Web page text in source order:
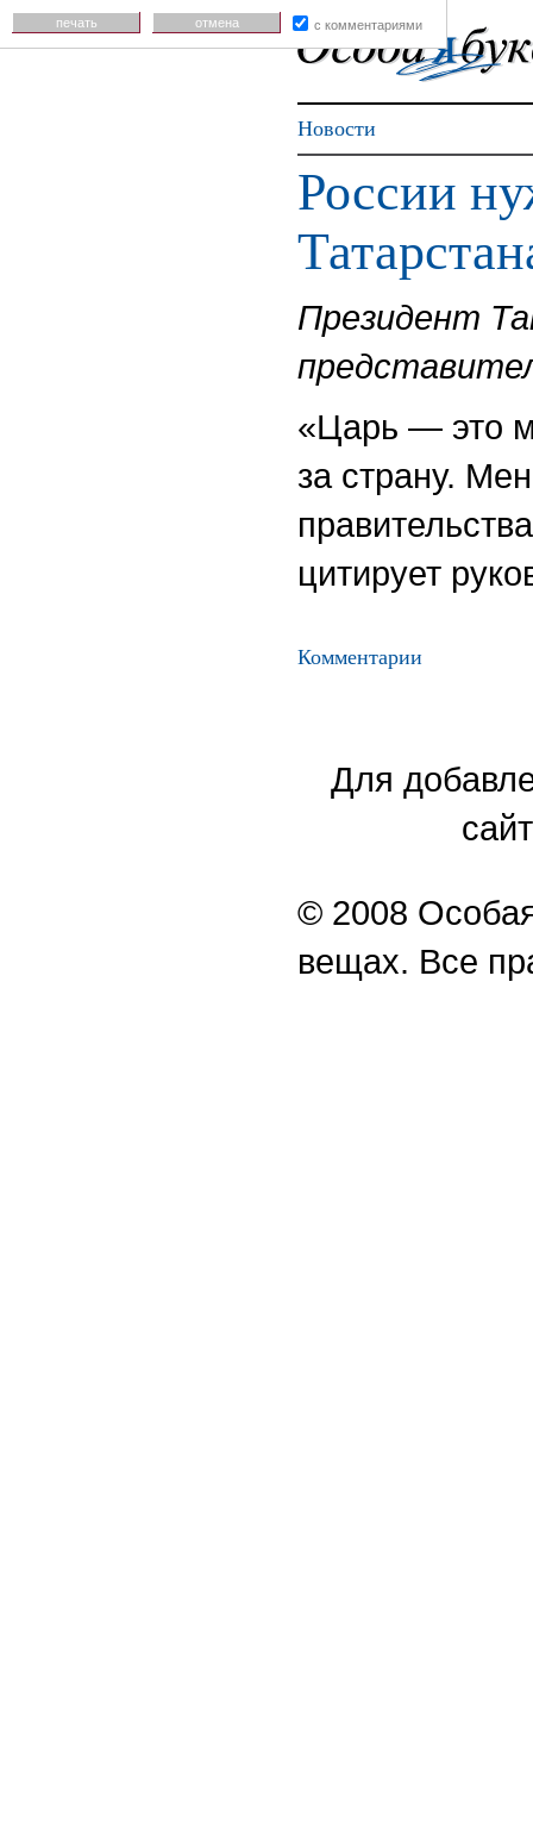
Новости
России
Президент
«Царь — это
за страну.
цитирует
Комментарии
Для
© 2008
вещах. Все
печать отмена с комментариями